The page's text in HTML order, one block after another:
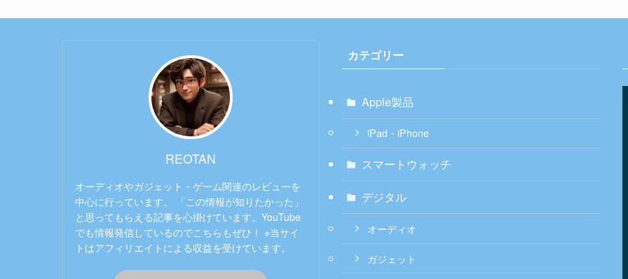
REOTAN
オーディオやガジェット・ゲーム関連のレビューを
中心に行っています。 「この情報が知りたかった」
と思ってもらえる記事を心掛けています。YouTube
でも情報発信しているのでこちらもぜひ！ ※当サイ
トはアフィリエイトによる収益を受けています。
カテゴリー
Apple製品
iPad・iPhone
スマートウォッチ
デジタル
オーディオ
ガジェット